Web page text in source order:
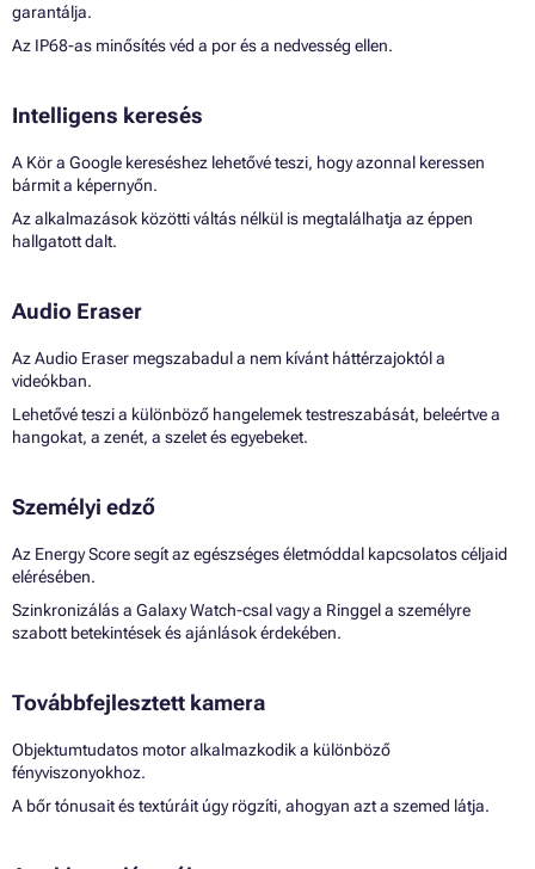
garantálja.
Az IP68-as minősítés véd a por és a nedvesség ellen.
Intelligens keresés
A Kör a Google kereséshez lehetővé teszi, hogy azonnal keressen
bármit a képernyőn.
Az alkalmazások közötti váltás nélkül is megtalálhatja az éppen
hallgatott dalt.
Audio Eraser
Az Audio Eraser megszabadul a nem kívánt háttérzajoktól a
videókban.
Lehetővé teszi a különböző hangelemek testreszabását, beleértve a
hangokat, a zenét, a szelet és egyebeket.
Személyi edző
Az Energy Score segít az egészséges életmóddal kapcsolatos céljaid
elérésében.
Szinkronizálás a Galaxy Watch-csal vagy a Ringgel a személyre
szabott betekintések és ajánlások érdekében.
Továbbfejlesztett kamera
Objektumtudatos motor alkalmazkodik a különböző
fényviszonyokhoz.
A bőr tónusait és textúráit úgy rögzíti, ahogyan azt a szemed látja.